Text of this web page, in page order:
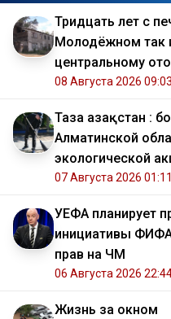
Тридцать лет с
Молодёжном так
центральному
08 Августа 2026 09:03
Таза Қазақстан :
Алматинской
экологической
07 Августа 2026 01:11
УЕФА планирует
инициативы
прав на ЧМ
06 Августа 2026
Жизнь за окном